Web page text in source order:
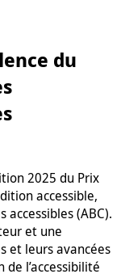
du
2025 du Prix
accessible,
(ABC).
et une
et leurs avancées
l’accessibilité